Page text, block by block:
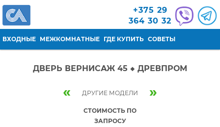
Перейти к основному содержанию+375 29
364 30 32
ВХОДНЫЕ МЕЖКОМНАТНЫЕ ГДЕ КУПИТЬ СОВЕТЫ
ДВЕРЬ ВЕРНИСАЖ 45 ◆ ДРЕВПРОМ
« ДРУГИЕ МОДЕЛИ »
СТОИМОСТЬ ПО
ЗАПРОСУ